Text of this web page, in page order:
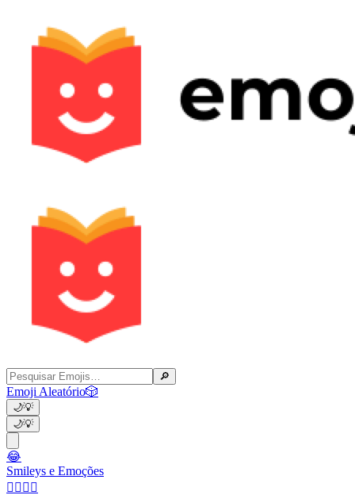
🔎
Emoji Aleatório🎲
🌙💡
🌙💡
😂
Smileys e Emoções
👩‍❤️‍💋‍👨